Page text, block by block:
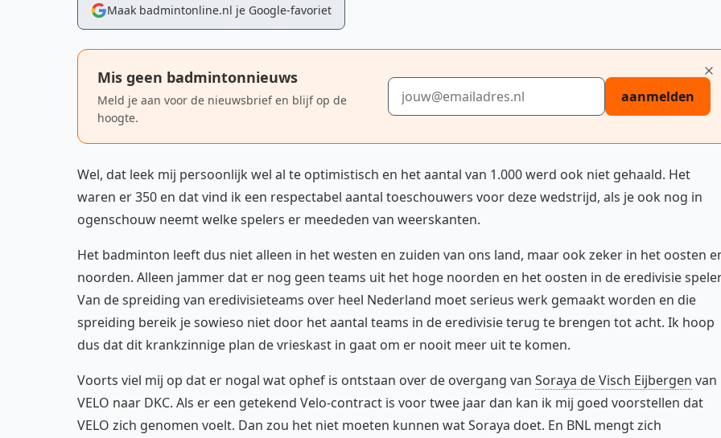
Maak badmintonline.nl je Google-favoriet
Mis geen badmintonnieuws
Meld je aan voor de nieuwsbrief en blijf op de
hoogte.
E-mailadres
aanmelden
Wel, dat leek mij persoonlijk wel al te optimistisch en het aantal van 1.000 werd ook niet gehaald. Het
waren er 350 en dat vind ik een respectabel aantal toeschouwers voor deze wedstrijd, als je ook nog in
ogenschouw neemt welke spelers er meededen van weerskanten.
Het badminton leeft dus niet alleen in het westen en zuiden van ons land, maar ook zeker in het oosten
noorden. Alleen jammer dat er nog geen teams uit het hoge noorden en het oosten in de eredivisie
Van de spreiding van eredivisieteams over heel Nederland moet serieus werk gemaakt worden en die
spreiding bereik je sowieso niet door het aantal teams in de eredivisie terug te brengen tot acht. Ik hoop
dus dat dit krankzinnige plan de vrieskast in gaat om er nooit meer uit te komen.
Voorts viel mij op dat er nogal wat ophef is ontstaan over de overgang van Soraya de Visch Eijbergen van
VELO naar DKC. Als er een getekend Velo-contract is voor twee jaar dan kan ik mij goed voorstellen dat
VELO zich genomen voelt. Dan zou het niet moeten kunnen wat Soraya doet. En BNL mengt zich